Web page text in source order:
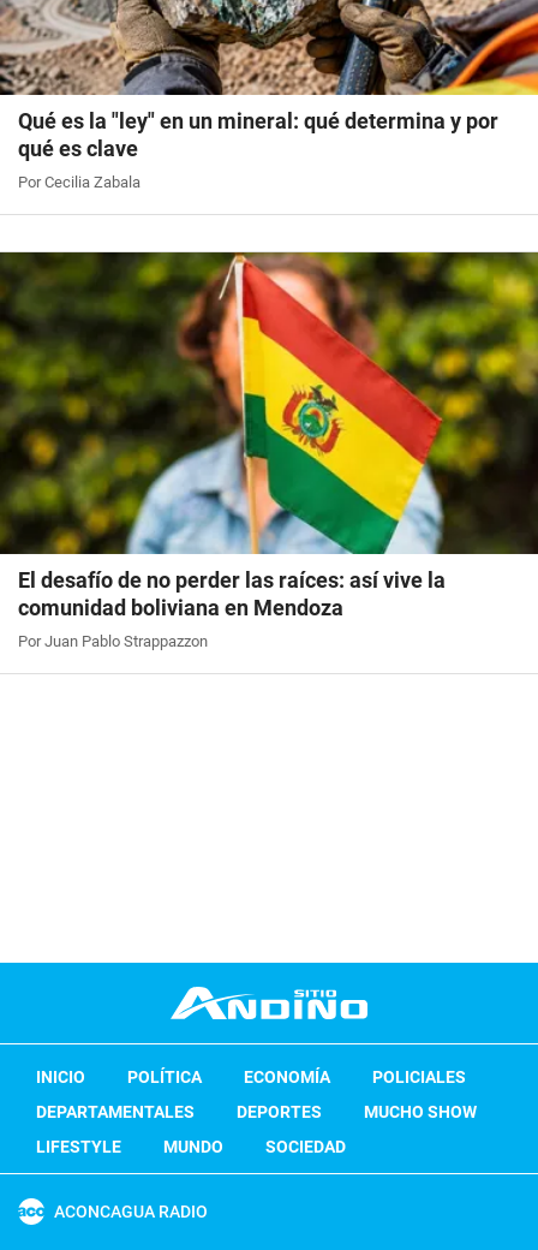
Qué es la "ley" en un mineral: qué determina y por
qué es clave
Por Cecilia Zabala
El desafío de no perder las raíces: así vive la
comunidad boliviana en Mendoza
Por Juan Pablo Strappazzon
INICIO POLÍTICA ECONOMÍA
POLICIALES
DEPARTAMENTALES
DEPORTES
MUCHO SHOW
LIFESTYLE
MUNDO SOCIEDAD
ACONCAGUA RADIO